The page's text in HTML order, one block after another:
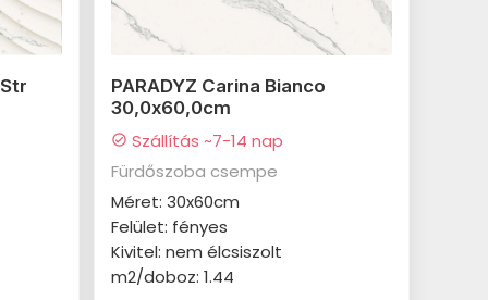
PARADYZ Carina Bianco
30,0x60,0cm
check_circle Szállítás ~7-14 nap
Fürdőszoba csempe
Méret: 30x60cm
Felület: fényes
Kivitel: nem élcsiszolt
m2/doboz: 1.44